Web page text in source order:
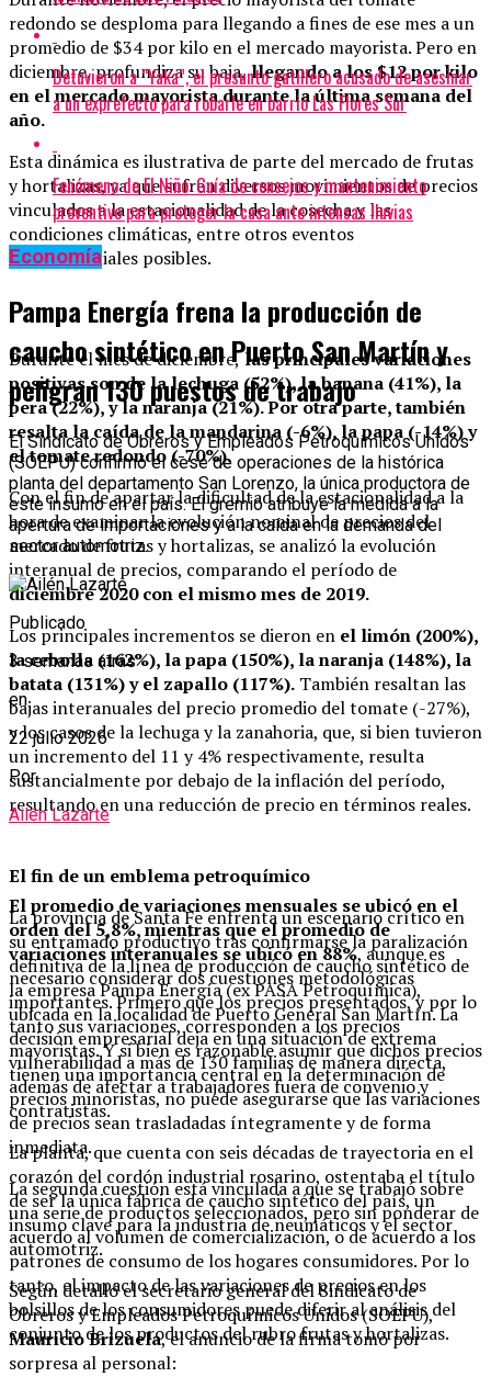
redondo se desploma para llegando a fines de ese mes a un
promedio de $34 por kilo en el mercado mayorista. Pero en
diciembre, profundiza su baja,llegando a los $12 por kilo
en el mercado mayorista durante la última semana del
año.
Esta dinámica es ilustrativa de parte del mercado de frutas
y hortalizas, ya que sufren diversos movimientos de precios
vinculados a la estacionalidad de la cosecha y las
condiciones climáticas, entre otros eventos
circunstanciales posibles.
Durante el mes de diciembre,las principales variaciones
positivas son de la lechuga (52%), la banana (41%), la
pera (22%), y la naranja (21%). Por otra parte, también
resalta la caída de la mandarina (-6%), la papa (-14%) y
el tomate redondo (-70%).
Con el fin de apartar la dificultad de la estacionalidad a la
hora de examinar la evolución nominal de precios del
mercado de frutas y hortalizas, se analizó la evolución
interanual de precios, comparando el período de
diciembre 2020 con el mismo mes de 2019.
Los principales incrementos se dieron en el limón (200%),
la cebolla (162%), la papa (150%), la naranja (148%), la
batata (131%) y el zapallo (117%). También resaltan las
bajas interanuales del precio promedio del tomate (-27%),
y los casos de la lechuga y la zanahoria, que, si bien tuvieron
un incremento del 11 y 4% respectivamente, resulta
sustancialmente por debajo de la inflación del período,
resultando en una reducción de precio en términos reales.
El promedio de variaciones mensuales se ubicó en el
orden del 5,8%, mientras que el promedio de
variaciones interanuales se ubicó en 88%, aunque es
necesario considerar dos cuestiones metodológicas
importantes. Primero que los precios presentados, y por lo
tanto sus variaciones, corresponden a los precios
mayoristas. Y si bien es razonable asumir que dichos precios
tienen una importancia central en la determinación de
precios minoristas, no puede asegurarse que las variaciones
de precios sean trasladadas íntegramente y de forma
inmediata.
La segunda cuestión está vinculada a que se trabajó sobre
una serie de productos seleccionados, pero sin ponderar de
acuerdo al volumen de comercialización, o de acuerdo a los
patrones de consumo de los hogares consumidores. Por lo
tanto, el impacto de las variaciones de precios en los
bolsillos de los consumidores puede diferir al análisis del
conjunto de los productos del rubro frutas y hortalizas.
Detuvieron a “Yaka”, el presunto gatillero acusado de asesinar
a un exprefecto para robarle en barrio Las Flores Sur
Fenómeno de El Niño: Guía de consejos y mantenimiento
preventivo para proteger la casa ante intensas lluvias
Economía
Pampa Energía frena la producción de
caucho sintético en Puerto San Martín y
peligran 130 puestos de trabajo
El Sindicato de Obreros y Empleados Petroquímicos Unidos
(SOEPU) confirmó el cese de operaciones de la histórica
planta del departamento San Lorenzo, la única productora de
este insumo en el país. El gremio atribuye la medida a la
apertura de importaciones y a la caída en la demanda del
sector automotriz.
Publicado
3 semanas atrás
en
22 julio 2026
Por
Ailén Lazarte
El fin de un emblema petroquímico
La provincia de Santa Fe enfrenta un escenario crítico en
su entramado productivo tras confirmarse la paralización
definitiva de la línea de producción de caucho sintético de
la empresa Pampa Energía (ex PASA Petroquímica),
ubicada en la localidad de Puerto General San Martín. La
decisión empresarial deja en una situación de extrema
vulnerabilidad a más de 130 familias de manera directa,
además de afectar a trabajadores fuera de convenio y
contratistas.
La planta, que cuenta con seis décadas de trayectoria en el
corazón del cordón industrial rosarino, ostentaba el título
de ser la única fábrica de caucho sintético del país, un
insumo clave para la industria de neumáticos y el sector
automotriz.
Según detalló el secretario general del Sindicato de
Obreros y Empleados Petroquímicos Unidos (SOEPU),
Mauricio Brizuela, el anuncio de la firma tomó por
sorpresa al personal: